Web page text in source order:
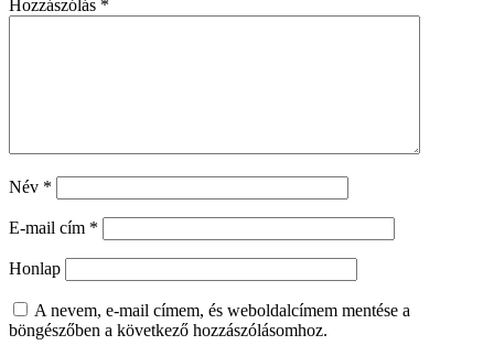
Hozzászólás *
Név *
E-mail cím *
Honlap
A nevem, e-mail címem, és weboldalcímem mentése a
böngészőben a következő hozzászólásomhoz.